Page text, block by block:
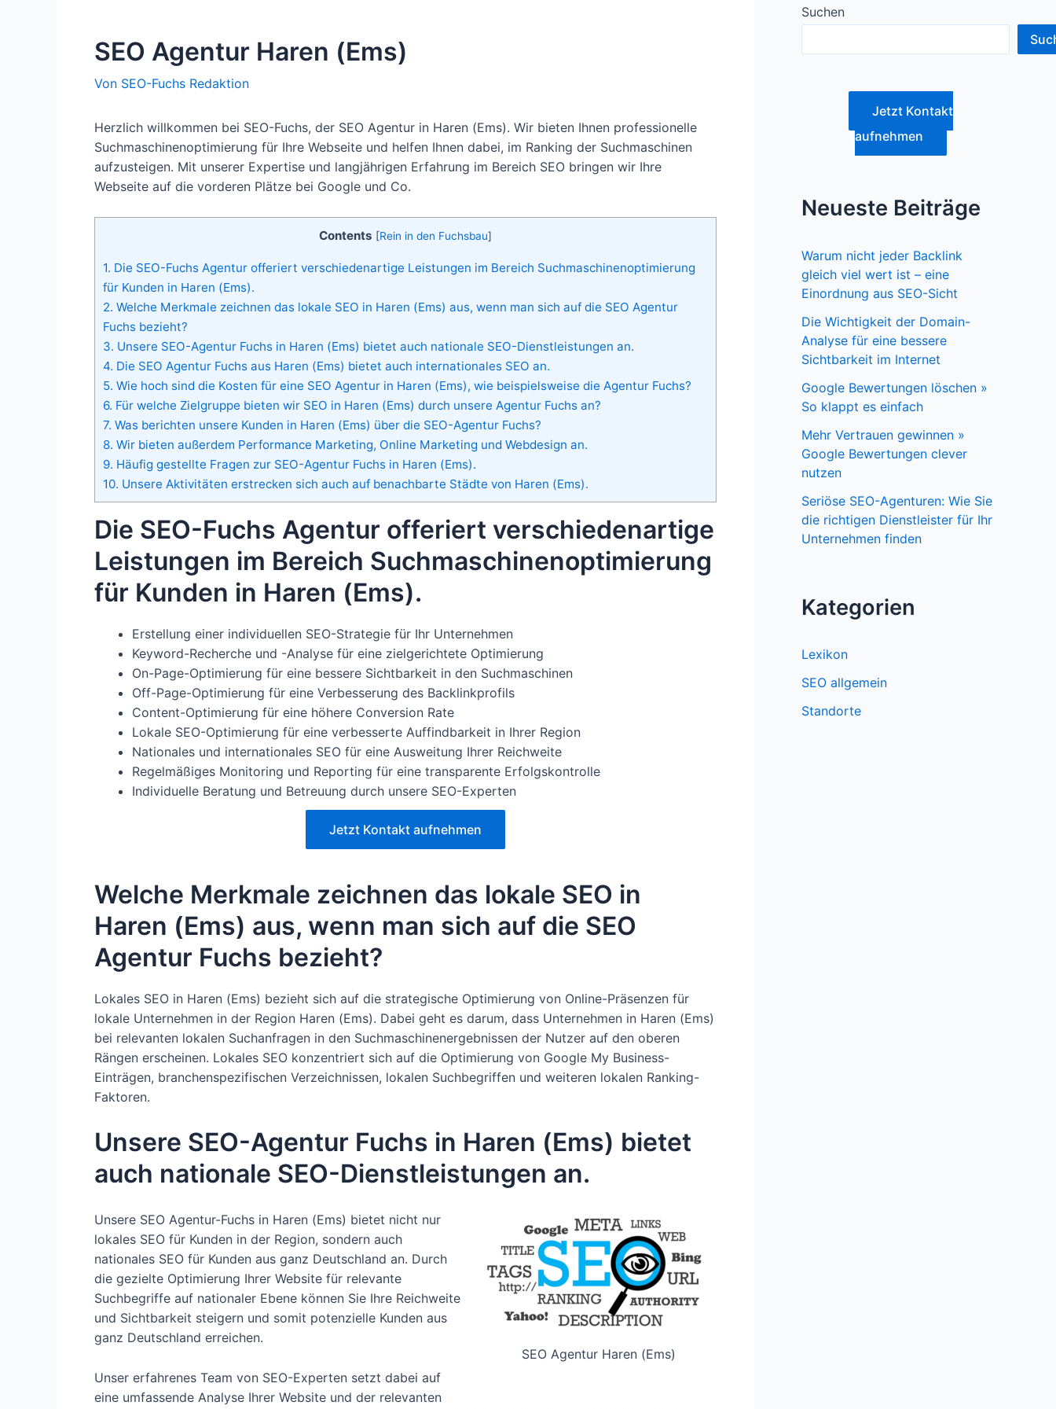
SEO Agentur Haren (Ems)
Von SEO-Fuchs Redaktion
Herzlich willkommen bei SEO-Fuchs, der SEO Agentur in Haren (Ems). Wir bieten Ihnen professionelle
Suchmaschinenoptimierung für Ihre Webseite und helfen Ihnen dabei, im Ranking der Suchmaschinen
aufzusteigen. Mit unserer Expertise und langjährigen Erfahrung im Bereich SEO bringen wir Ihre
Webseite auf die vorderen Plätze bei Google und Co.
Contents [Rein in den Fuchsbau]
1. Die SEO-Fuchs Agentur offeriert verschiedenartige Leistungen im Bereich Suchmaschinenoptimierung
für Kunden in Haren (Ems).
2. Welche Merkmale zeichnen das lokale SEO in Haren (Ems) aus, wenn man sich auf die SEO Agentur
Fuchs bezieht?
3. Unsere SEO-Agentur Fuchs in Haren (Ems) bietet auch nationale SEO-Dienstleistungen an.
4. Die SEO Agentur Fuchs aus Haren (Ems) bietet auch internationales SEO an.
5. Wie hoch sind die Kosten für eine SEO Agentur in Haren (Ems), wie beispielsweise die Agentur Fuchs?
6. Für welche Zielgruppe bieten wir SEO in Haren (Ems) durch unsere Agentur Fuchs an?
7. Was berichten unsere Kunden in Haren (Ems) über die SEO-Agentur Fuchs?
8. Wir bieten außerdem Performance Marketing, Online Marketing und Webdesign an.
9. Häufig gestellte Fragen zur SEO-Agentur Fuchs in Haren (Ems).
10. Unsere Aktivitäten erstrecken sich auch auf benachbarte Städte von Haren (Ems).
Die SEO-Fuchs Agentur offeriert verschiedenartige
Leistungen im Bereich Suchmaschinenoptimierung
für Kunden in Haren (Ems).
Erstellung einer individuellen SEO-Strategie für Ihr Unternehmen
Keyword-Recherche und -Analyse für eine zielgerichtete Optimierung
On-Page-Optimierung für eine bessere Sichtbarkeit in den Suchmaschinen
Off-Page-Optimierung für eine Verbesserung des Backlinkprofils
Content-Optimierung für eine höhere Conversion Rate
Lokale SEO-Optimierung für eine verbesserte Auffindbarkeit in Ihrer Region
Nationales und internationales SEO für eine Ausweitung Ihrer Reichweite
Regelmäßiges Monitoring und Reporting für eine transparente Erfolgskontrolle
Individuelle Beratung und Betreuung durch unsere SEO-Experten
Jetzt Kontakt aufnehmen
Welche Merkmale zeichnen das lokale SEO in
Haren (Ems) aus, wenn man sich auf die SEO
Agentur Fuchs bezieht?
Lokales SEO in Haren (Ems) bezieht sich auf die strategische Optimierung von Online-Präsenzen für
lokale Unternehmen in der Region Haren (Ems). Dabei geht es darum, dass Unternehmen in Haren (Ems)
bei relevanten lokalen Suchanfragen in den Suchmaschinenergebnissen der Nutzer auf den oberen
Rängen erscheinen. Lokales SEO konzentriert sich auf die Optimierung von Google My Business-
Einträgen, branchenspezifischen Verzeichnissen, lokalen Suchbegriffen und weiteren lokalen Ranking-
Faktoren.
Unsere SEO-Agentur Fuchs in Haren (Ems) bietet
auch nationale SEO-Dienstleistungen an.
SEO Agentur Haren (Ems)
Unsere SEO Agentur-Fuchs in Haren (Ems) bietet nicht nur
lokales SEO für Kunden in der Region, sondern auch
nationales SEO für Kunden aus ganz Deutschland an. Durch
die gezielte Optimierung Ihrer Website für relevante
Suchbegriffe auf nationaler Ebene können Sie Ihre Reichweite
und Sichtbarkeit steigern und somit potenzielle Kunden aus
ganz Deutschland erreichen.
Unser erfahrenes Team von SEO-Experten setzt dabei auf
eine umfassende Analyse Ihrer Website und der relevanten
Suchen
Jetzt Kontakt
aufnehmen
Neueste Beiträge
Warum nicht jeder Backlink
gleich viel wert ist – eine
Einordnung aus SEO-Sicht
Die Wichtigkeit der Domain-
Analyse für eine bessere
Sichtbarkeit im Internet
Google Bewertungen löschen »
So klappt es einfach
Mehr Vertrauen gewinnen »
Google Bewertungen clever
nutzen
Seriöse SEO-Agenturen: Wie Sie
die richtigen Dienstleister für Ihr
Unternehmen finden
Kategorien
Lexikon
SEO allgemein
Standorte